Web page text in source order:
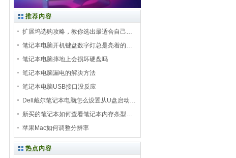
推荐内容
扩展坞选购攻略，教你选出最适合自己…
笔记本电脑开机键盘数字灯总是亮着的…
笔记本电脑摔地上会损坏硬盘吗
笔记本电脑漏电的解决方法
笔记本电脑USB接口没反应
Dell戴尔笔记本电脑怎么设置从U盘启动…
新买的笔记本如何查看笔记本内存条型…
苹果Mac如何调整分辨率
热点内容